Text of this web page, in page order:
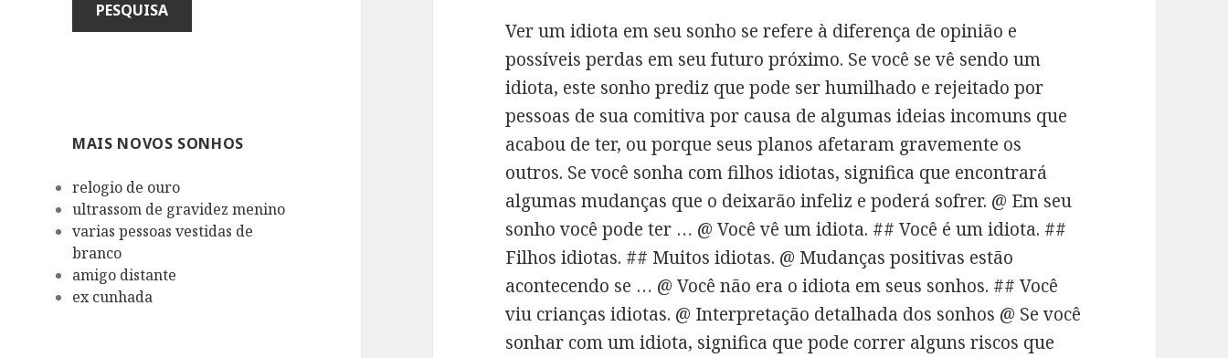
Sonhos:
MAIS NOVOS SONHOS
relogio de ouro
ultrassom de gravidez menino
varias pessoas vestidas de
branco
amigo distante
ex cunhada
Ver um idiota em seu sonho se refere à diferença de opinião e
possíveis perdas em seu futuro próximo. Se você se vê sendo um
idiota, este sonho prediz que pode ser humilhado e rejeitado por
pessoas de sua comitiva por causa de algumas ideias incomuns que
acabou de ter, ou porque seus planos afetaram gravemente os
outros. Se você sonha com filhos idiotas, significa que encontrará
algumas mudanças que o deixarão infeliz e poderá sofrer. @ Em seu
sonho você pode ter … @ Você vê um idiota. ## Você é um idiota. ##
Filhos idiotas. ## Muitos idiotas. @ Mudanças positivas estão
acontecendo se … @ Você não era o idiota em seus sonhos. ## Você
viu crianças idiotas. @ Interpretação detalhada dos sonhos @ Se você
sonhar com um idiota, significa que pode correr alguns riscos que